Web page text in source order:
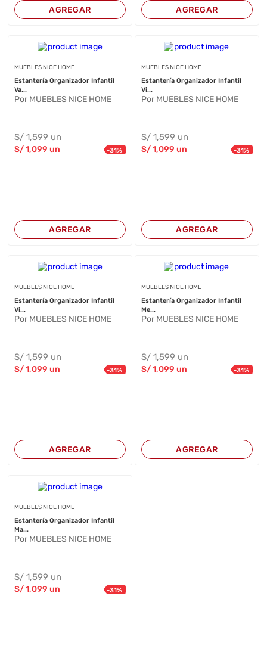
AGREGAR AGREGAR
MUEBLES NICE HOME
Estantería Organizador Infantil
Va...
Por MUEBLES NICE HOME
S/1,599 un
S/1,099 un -31%
AGREGAR
MUEBLES NICE HOME
Estantería Organizador Infantil
Vi...
Por MUEBLES NICE HOME
S/ 1,599 un
S/1,099 un -31%
AGREGAR
MUEBLES NICE HOME
Estantería Organizador Infantil
Vi...
Por MUEBLES NICE HOME
S/1,599 un
S/1,099 un -31%
AGREGAR
MUEBLES NICE HOME
Estantería Organizador Infantil
Me...
Por MUEBLES NICE HOME
S/ 1,599 un
S/1,099 un -31%
AGREGAR
MUEBLES NICE HOME
Estantería Organizador Infantil
Ma...
Por MUEBLES NICE HOME
S/1,599 un
S/1,099 un -31%